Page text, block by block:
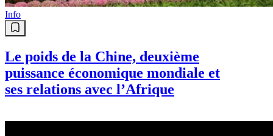
Info
Le poids de la Chine, deuxième
puissance économique mondiale et
ses relations avec l’Afrique